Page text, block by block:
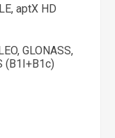
aptX HD
GLONASS,
(B1I+B1c)